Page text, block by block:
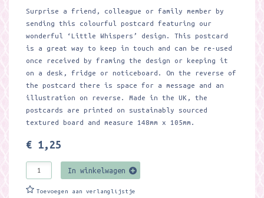
Surprise a friend, colleague or family member by
sending this colourful postcard featuring our
wonderful ‘Little Whispers’ design. This postcard
is a great way to keep in touch and can be re-used
once received by framing the design or keeping it
on a desk, fridge or noticeboard. On the reverse of
the postcard there is space for a message and an
illustration on reverse. Made in the UK, the
postcards are printed on sustainably sourced
textured board and measure 148mm x 105mm.
€ 1,25
In winkelwagen
Toevoegen aan verlanglijstje